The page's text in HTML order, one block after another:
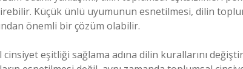
Küçük ünlü uyumunun esnetilmesi, dilin
önemli bir çözüm olabilir.
eşitliği sağlama adına dilin kurallarını